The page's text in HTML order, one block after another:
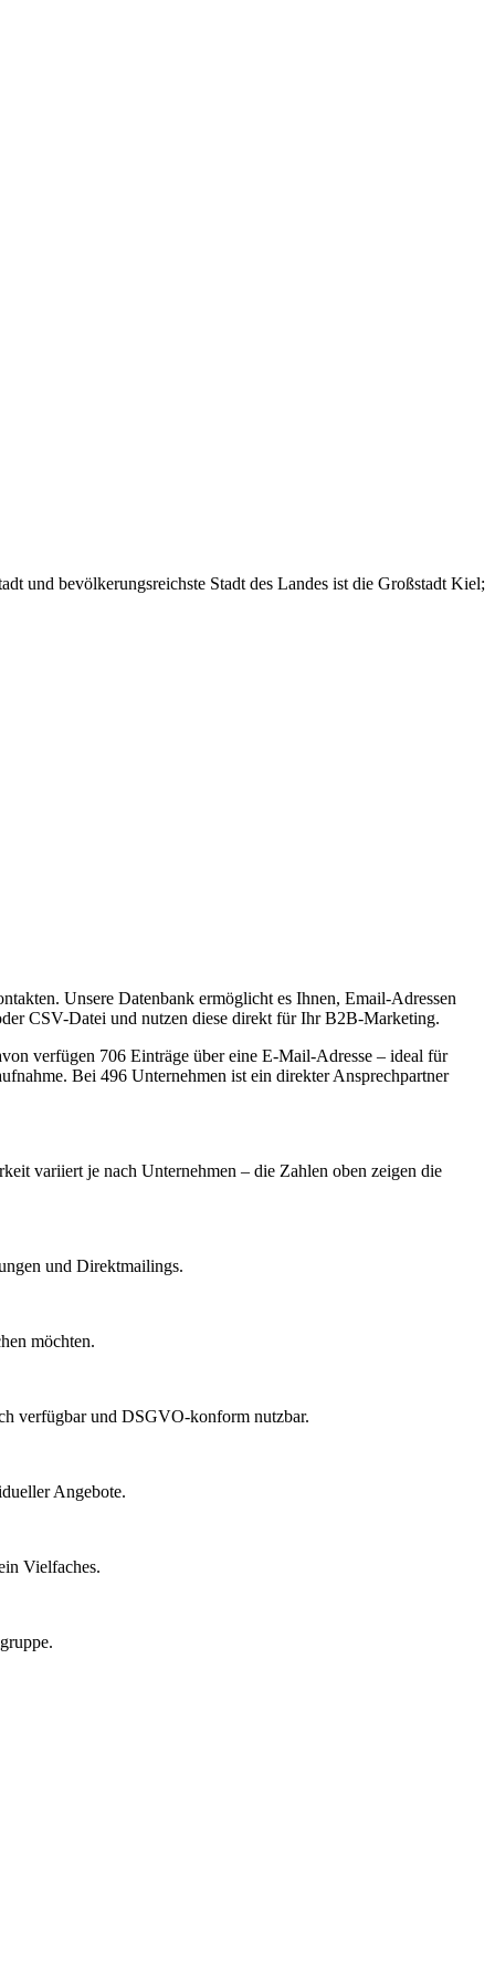
und bevölkerungsreichste Stadt des Landes ist die Großstadt Kiel;
Unsere Datenbank ermöglicht es Ihnen, Email-Adressen
CSV-Datei und nutzen diese direkt für Ihr B2B-Marketing.
verfügen 706 Einträge über eine E-Mail-Adresse – ideal für
Bei 496 Unternehmen ist ein direkter Ansprechpartner
variiert je nach Unternehmen – die Zahlen oben zeigen die
und Direktmailings.
möchten.
verfügbar und DSGVO-konform nutzbar.
Angebote.
Vielfaches.